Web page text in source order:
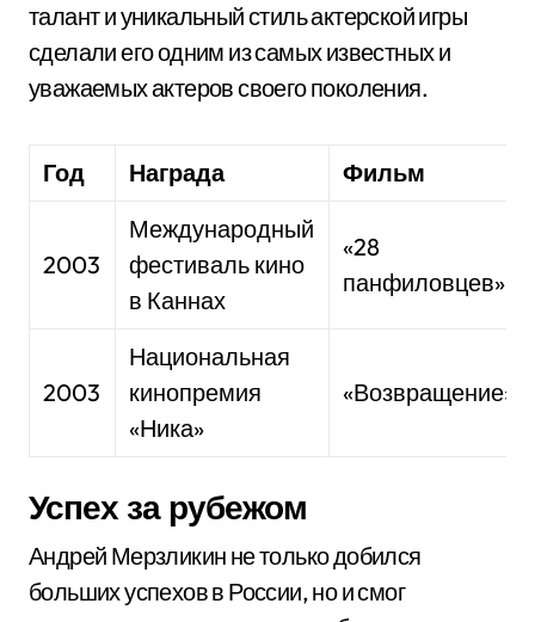
талант и уникальный стиль актерской игры
сделали его одним из самых известных и
уважаемых актеров своего поколения.
Год Награда Фильм
2003
Международный
фестиваль кино
в Каннах
«28
панфиловцев»
2003
Национальная
кинопремия
«Ника»
«Возвращение»
Успех за рубежом
Андрей Мерзликин не только добился
больших успехов в России, но и смог